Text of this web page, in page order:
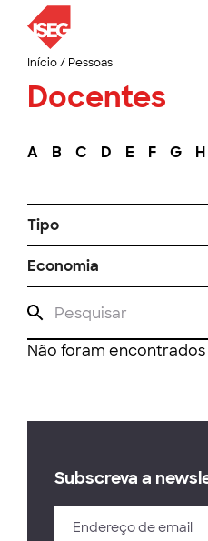
Início/ Pessoas
Docentes
A B C D E F G H
Tipo
Economia
Não foram
Subscreva a